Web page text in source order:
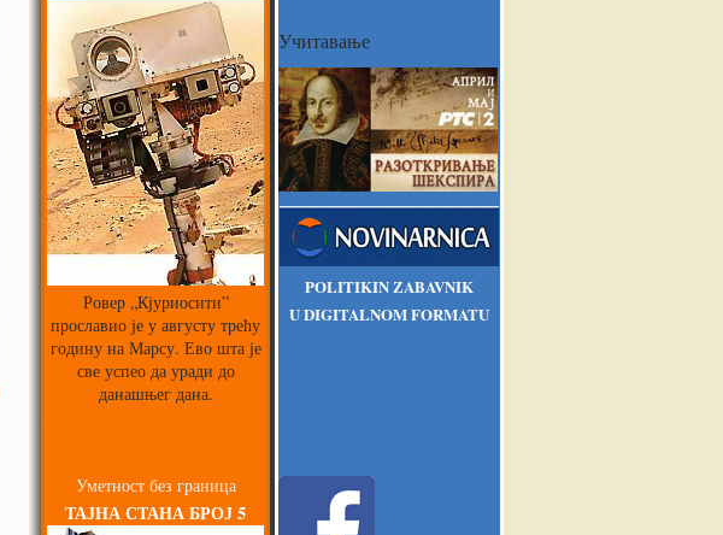
Ровер „Кјуриосити”
прославио је у августу трећу
годину на Марсу. Ево шта је
све успео да уради до
данашњег дана.
Уметност без граница
ТАЈНА СТАНА БРОЈ 5
Учитавање
POLITIKIN ZABAVNIK
U DIGITALNOM FORMATU